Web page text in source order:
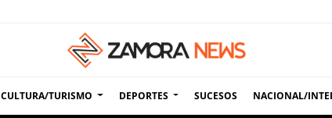
CULTURA/TURISMO DEPORTES SUCESOS NACIONAL/